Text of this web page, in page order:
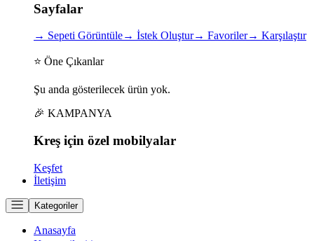
Sayfalar
→ Sepeti Görüntüle→ İstek Oluştur→ Favoriler→ Karşılaştır
⭐ Öne Çıkanlar
Şu anda gösterilecek ürün yok.
🎉 KAMPANYA
Kreş için özel mobilyalar
Keşfet
İletişim
Kategoriler
Anasayfa